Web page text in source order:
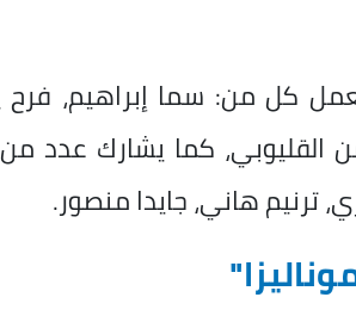
كل من: سما إبراهيم،
القليوبي، كما يشارك عدد
ترنيم هاني، جايدا منصور.